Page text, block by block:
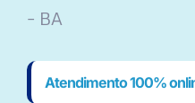
– BA
Atendimento 100%